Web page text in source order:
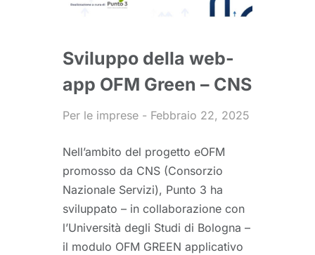
Sviluppo della web-
app OFM Green – CNS
Per le imprese Febbraio 22, 2025
Nell’ambito del progetto eOFM
promosso da CNS (Consorzio
Nazionale Servizi), Punto 3 ha
sviluppato – in collaborazione con
l’Università degli Studi di Bologna –
il modulo OFM GREEN applicativo